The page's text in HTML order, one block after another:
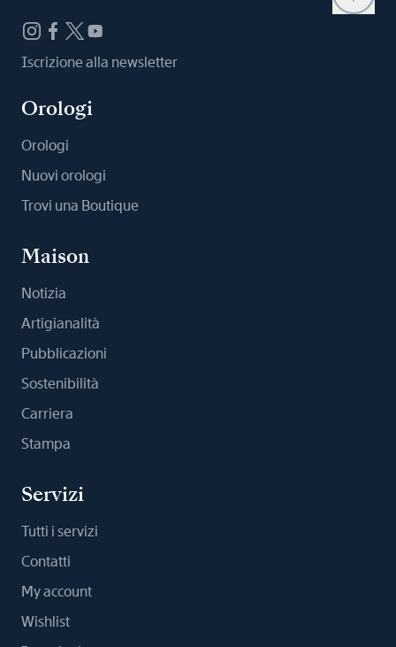
Iscrizione alla newsletter
Orologi
Orologi
Nuovi orologi
Trovi una Boutique
Maison
Notizia
Artigianalità
Pubblicazioni
Sostenibilità
Carriera
Stampa
Servizi
Tutti i servizi
Contatti
My account
Wishlist